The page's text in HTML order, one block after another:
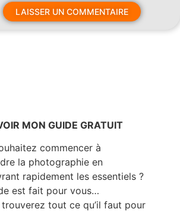
MON GUIDE GRATUIT
commencer à
la photographie en
rapidement les essentiels ?
est fait pour vous…
trouverez tout ce qu’il faut pour